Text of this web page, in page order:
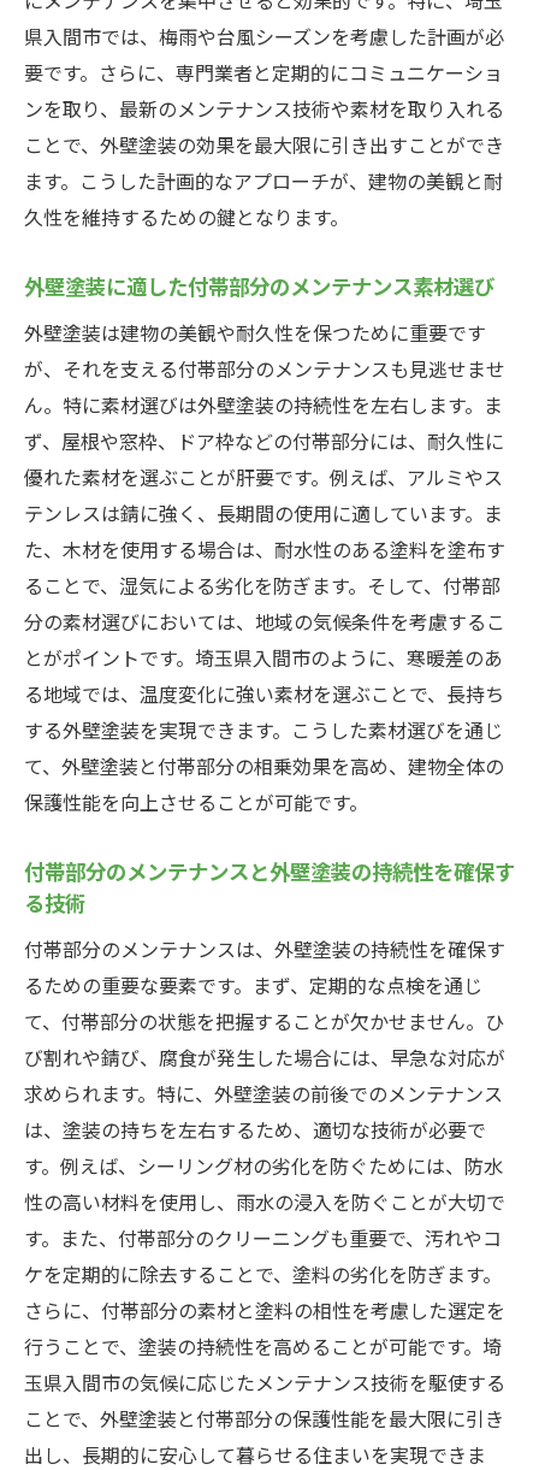
県入間市では、梅雨や台風シーズンを考慮した計画が必
要です。さらに、専門業者と定期的にコミュニケーショ
ンを取り、最新のメンテナンス技術や素材を取り入れる
ことで、外壁塗装の効果を最大限に引き出すことができ
ます。こうした計画的なアプローチが、建物の美観と耐
久性を維持するための鍵となります。
外壁塗装に適した付帯部分のメンテナンス素材選び
外壁塗装は建物の美観や耐久性を保つために重要です
が、それを支える付帯部分のメンテナンスも見逃せませ
ん。特に素材選びは外壁塗装の持続性を左右します。ま
ず、屋根や窓枠、ドア枠などの付帯部分には、耐久性に
優れた素材を選ぶことが肝要です。例えば、アルミやス
テンレスは錆に強く、長期間の使用に適しています。ま
た、木材を使用する場合は、耐水性のある塗料を塗布す
ることで、湿気による劣化を防ぎます。そして、付帯部
分の素材選びにおいては、地域の気候条件を考慮するこ
とがポイントです。埼玉県入間市のように、寒暖差のあ
る地域では、温度変化に強い素材を選ぶことで、長持ち
する外壁塗装を実現できます。こうした素材選びを通じ
て、外壁塗装と付帯部分の相乗効果を高め、建物全体の
保護性能を向上させることが可能です。
付帯部分のメンテナンスと外壁塗装の持続性を確保す
る技術
付帯部分のメンテナンスは、外壁塗装の持続性を確保す
るための重要な要素です。まず、定期的な点検を通じ
て、付帯部分の状態を把握することが欠かせません。ひ
び割れや錆び、腐食が発生した場合には、早急な対応が
求められます。特に、外壁塗装の前後でのメンテナンス
は、塗装の持ちを左右するため、適切な技術が必要で
す。例えば、シーリング材の劣化を防ぐためには、防水
性の高い材料を使用し、雨水の浸入を防ぐことが大切で
す。また、付帯部分のクリーニングも重要で、汚れやコ
ケを定期的に除去することで、塗料の劣化を防ぎます。
さらに、付帯部分の素材と塗料の相性を考慮した選定を
行うことで、塗装の持続性を高めることが可能です。埼
玉県入間市の気候に応じたメンテナンス技術を駆使する
ことで、外壁塗装と付帯部分の保護性能を最大限に引き
出し、長期的に安心して暮らせる住まいを実現できま